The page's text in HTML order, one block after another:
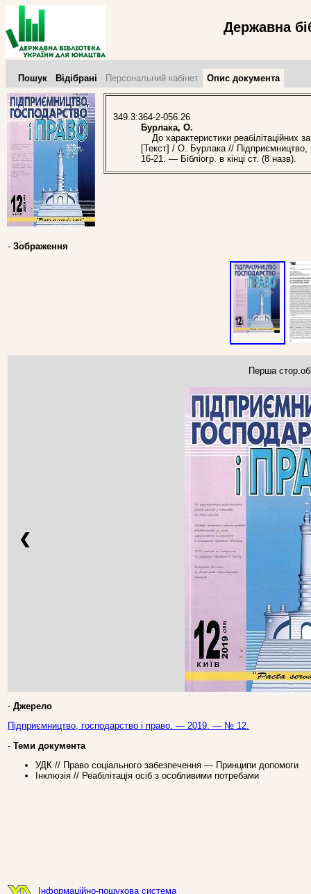
Державна
Пошук Відібрані Персональний кабінет Опис документа
349.3:364-2-056.26
Бурлака, О.
До характеристики реабілітаційних
[Текст] / О. Бурлака //
16-21. — Бібліогр. в кінці ст. (8 назв).
- Зображення
Перша
❮
- Джерело
Підприємництво, господарство і право. — 2019. — № 12.
- Теми документа
УДК // Право соцiального забезпечення — Принципи допомоги
Інклюзія // Реабілітація осіб з особливими потребами
Інформаційно-пошукова система